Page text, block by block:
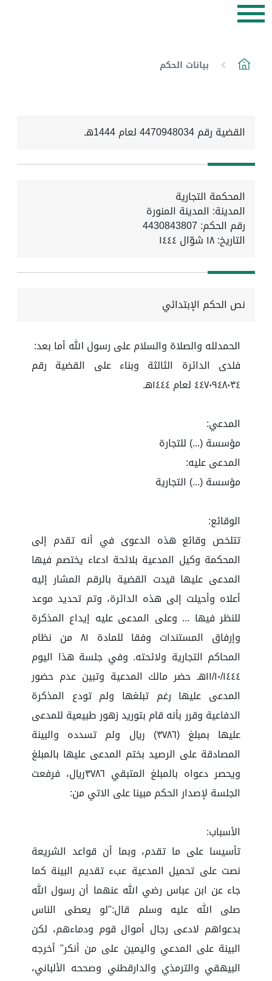
بيانات الحكم
القضية رقم 4470948034 لعام 1444هـ
المحكمة التجارية
المدينة: المدينة المنورة
رقم الحكم: 4430843807
التاريخ:١٨ شوّال ١٤٤٤
نص الحكم الإبتدائي
الحمدلله والصلاة والسلام على رسول الله أما بعد:
فلدى الدائرة الثالثة وبناء على القضية رقم
٤٤٧٠٩٤٨٠٣٤ لعام ١٤٤٤هـ
المدعي:
مؤسسة (...) للتجارة
المدعى عليه:
مؤسسة (...) التجارية
الوقائع:
تتلخص وقائع هذه الدعوى في أنه تقدم إلى
المحكمة وكيل المدعية بلائحة ادعاء يختصم فيها
المدعى عليها قيدت القضية بالرقم المشار إليه
أعلاه وأحيلت إلى هذه الدائرة، وتم تحديد موعد
للنظر فيها ... وعلى المدعى عليه إيداع المذكرة
وإرفاق المستندات وفقا للمادة ٨١ من نظام
المحاكم التجارية ولائحته. وفي جلسة هذا اليوم
١١/١٠/١٤٤٤هـ حضر مالك المدعية وتبين عدم حضور
المدعى عليها رغم تبلغها ولم تودع المذكرة
الدفاعية وقرر بأنه قام بتوريد زهور طبيعية للمدعى
عليها بمبلغ (٣٧٨٦) ريال ولم تسدده والبينة
المصادقة على الرصيد بختم المدعى عليها بالمبلغ
ويحصر دعواه بالمبلغ المتبقي ٣٧٨٦ريال، فرفعت
الجلسة لإصدار الحكم مبينا على الاتي من:
الأسباب:
تأسيسا على ما تقدم، وبما أن قواعد الشريعة
نصت على تحميل المدعية عبء تقديم البينة كما
جاء عن ابن عباس رضي الله عنهما أن رسول الله
صلى الله عليه وسلم قال:"لو يعطى الناس
بدعواهم لادعى رجال أموال قوم ودماءهم، لكن
البينة على المدعي واليمين على من أنكر" أخرجه
البيهقي والترمذي والدارقطني وصححه الألباني،